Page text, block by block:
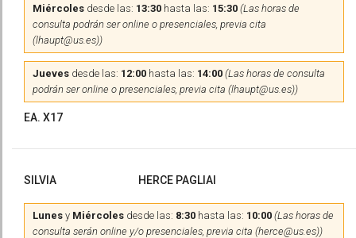
Miércoles desde las: 13:30 hasta las: 15:30 (Las horas de
consulta podrán ser online o presenciales, previa cita
(lhaupt@us.es))
Jueves desde las: 12:00 hasta las: 14:00 (Las horas de consulta
podrán ser online o presenciales, previa cita (lhaupt@us.es))
EA. X17
SILVIA HERCE PAGLIAI
Lunes y Miércoles desde las: 8:30 hasta las: 10:00 (Las horas de
consulta serán online y/o presenciales, previa cita (herce@us.es))